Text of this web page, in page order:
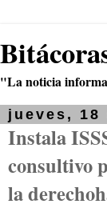
"La noticia
jueves, 18
Instala
consultivo
la